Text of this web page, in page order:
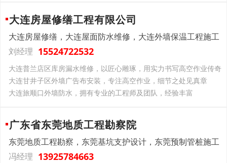
大连房屋修缮工程有限公司
大连房屋修缮，大连屋面防水维修，大连外墙保温工程施工
刘经理 15524722532
大连普兰店区库房漏水维修，以匠心雕琢，用实力书写高空作业传奇
大连甘井子区外墙广告布安装，专注高空作业，细节之处见真章
大连旅顺口外墙防水，拥有专业的工程师及团队，经验丰富
广东省东莞地质工程勘察院
东莞地质工程勘察，东莞基坑支护设计，东莞预制管桩施工
冯经理 13925784663